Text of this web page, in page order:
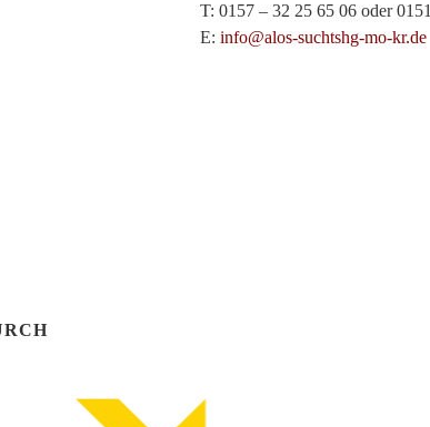
T: 0157 – 32 25 65 06 oder
E:info@alos-suchtshg-mo-kr.de